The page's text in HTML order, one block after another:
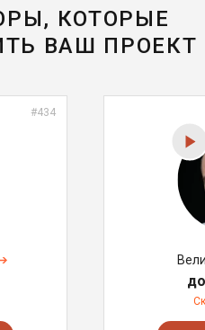
КОТОРЫЕ
ВАШ ПРОЕКТ
#434